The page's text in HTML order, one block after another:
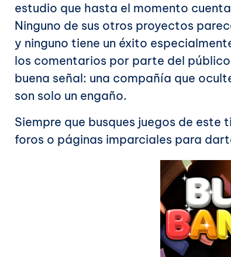
estudio que hasta el momento
Ninguno de sus otros proyectos
y ninguno tiene un éxito
los comentarios por parte del
buena señal: una compañía que
son solo un engaño.
Siempre que busques juegos de
foros o páginas imparciales para